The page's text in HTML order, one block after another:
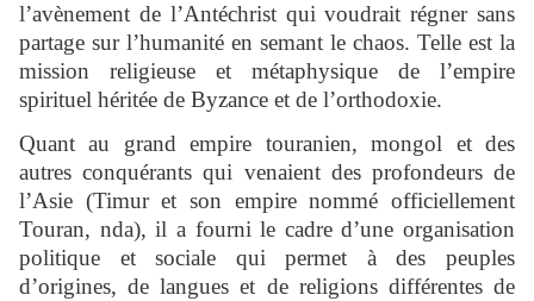
l’avènement de l’Antéchrist qui voudrait régner sans
partage sur l’humanité en semant le chaos. Telle est la
mission religieuse et métaphysique de l’empire
spirituel héritée de Byzance et de l’orthodoxie.
Quant au grand empire touranien, mongol et des
autres conquérants qui venaient des profondeurs de
l’Asie (Timur et son empire nommé officiellement
Touran, nda), il a fourni le cadre d’une organisation
politique et sociale qui permet à des peuples
d’origines, de langues et de religions différentes de